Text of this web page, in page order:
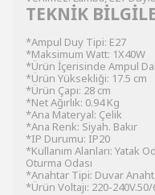
TEKNİK
*Ampul Duy Tipi: E27
*Maksimum Watt: 1X40W
*Ürün İçerisinde Ampul
*Ürün Yüksekliği: 17.5 cm
*Ürün Çapı: 28 cm
*Net Ağırlık: 0.94 Kg
*Ana Materyal: Çelik
*Ana Renk: Siyah. Bakır
*IP Durumu: IP20
*Kullanım Alanları: Yatak
Oturma Odası
*Anahtar Tipi: Duvar
*Ürün Voltajı: 220-240V.50/